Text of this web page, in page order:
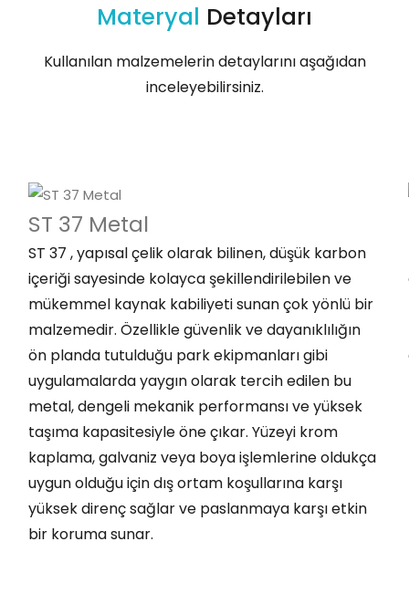
Materyal Detayları
Kullanılan malzemelerin detaylarını aşağıdan
inceleyebilirsiniz.
ST 37 Metal
ST 37 , yapısal çelik olarak bilinen, düşük karbon
içeriği sayesinde kolayca şekillendirilebilen ve
mükemmel kaynak kabiliyeti sunan çok yönlü bir
malzemedir. Özellikle güvenlik ve dayanıklılığın
ön planda tutulduğu park ekipmanları gibi
uygulamalarda yaygın olarak tercih edilen bu
metal, dengeli mekanik performansı ve yüksek
taşıma kapasitesiyle öne çıkar. Yüzeyi krom
kaplama, galvaniz veya boya işlemlerine oldukça
uygun olduğu için dış ortam koşullarına karşı
yüksek direnç sağlar ve paslanmaya karşı etkin
bir koruma sunar.